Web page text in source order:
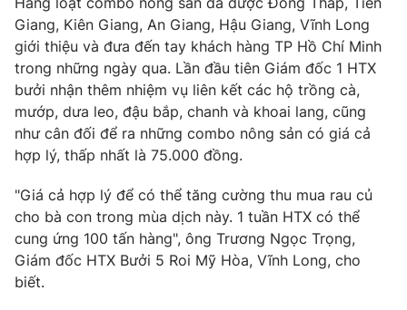
Liên hệ quảng cáo:024-7300.7108
® Cấm sao chép dưới mọi hình thức nếu không có sự chấp
Giang, Kiên Giang, An Giang, Hậu Giang, Vĩnh Long
giới thiệu và đưa đến tay khách hàng TP Hồ Chí Minh
trong những ngày qua. Lần đầu tiên Giám đốc 1 HTX
bưởi nhận thêm nhiệm vụ liên kết các hộ trồng cà,
mướp, dưa leo, đậu bắp, chanh và khoai lang, cũng
như cân đối để ra những combo nông sản có giá cả
hợp lý, thấp nhất là 75.000 đồng.
"Giá cả hợp lý để có thể tăng cường thu mua rau củ
cho bà con trong mùa dịch này. 1 tuần HTX có thể
cung ứng 100 tấn hàng", ông Trương Ngọc Trọng,
Giám đốc HTX Bưởi 5 Roi Mỹ Hòa, Vĩnh Long, cho
biết.